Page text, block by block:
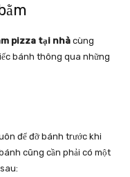
pizza tại nhà cùng
bánh thông qua những
để đỡ bánh trước khi
cũng cần phải có một